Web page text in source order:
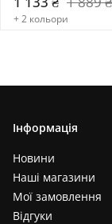
+ 2 кольори
Інформація
Новини
Наші магазини
Мої замовлення
Відгуки